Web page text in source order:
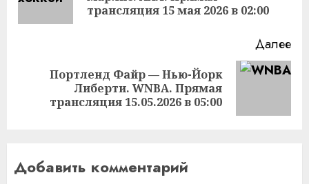
трансляция 15 мая 2026 в 02:00
Далее
Следующая
запись:
Портленд Файр — Нью-Йорк
Либерти. WNBA. Прямая
трансляция 15.05.2026 в 05:00
Добавить комментарий